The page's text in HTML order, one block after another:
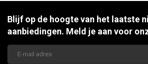
Blijf op de hoogte van het laatste
aanbiedingen. Meld je aan voor